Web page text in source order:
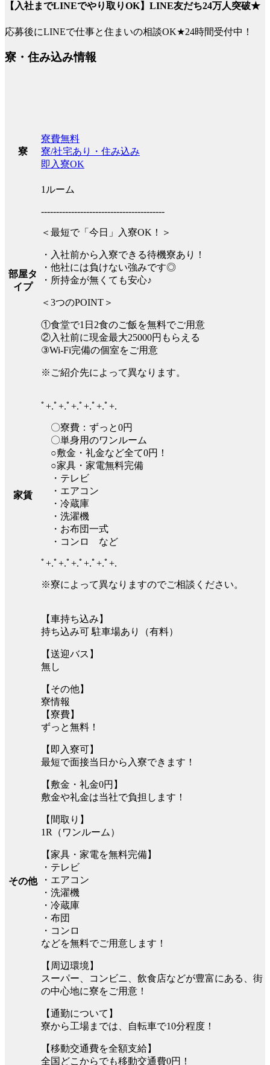
【入社までLINEでやり取りOK】LINE友だち24万人突破★
応募後にLINEで仕事と住まいの相談OK★24時間受付中！
寮・住み込み情報
寮
寮費無料
寮/社宅あり・住み込み
即入寮OK
部屋タ
イプ
1ルーム
-----------------------------------------
＜最短で「今日」入寮OK！＞
・入社前から入寮できる待機寮あり！
・他社には負けない強みです◎
・所持金が無くても安心♪
＜3つのPOINT＞
①食堂で1日2食のご飯を無料でご用意
②入社前に現金最大25000円もらえる
③Wi-Fi完備の個室をご用意
※ご紹介先によって異なります。
家賃
ﾟ+.ﾟ+.ﾟ+.ﾟ+.ﾟ+.ﾟ+.
〇寮費：ずっと0円
〇単身用のワンルーム
○敷金・礼金など全て0円！
○家具・家電無料完備
・テレビ
・エアコン
・冷蔵庫
・洗濯機
・お布団一式
・コンロ など
ﾟ+.ﾟ+.ﾟ+.ﾟ+.ﾟ+.ﾟ+.
※寮によって異なりますのでご相談ください。
その他
【車持ち込み】
持ち込み可 駐車場あり（有料）
【送迎バス】
無し
【その他】
寮情報
【寮費】
ずっと無料！
【即入寮可】
最短で面接当日から入寮できます！
【敷金・礼金0円】
敷金や礼金は当社で負担します！
【間取り】
1R（ワンルーム）
【家具・家電を無料完備】
・テレビ
・エアコン
・洗濯機
・冷蔵庫
・布団
・コンロ
などを無料でご用意します！
【周辺環境】
スーパー、コンビニ、飲食店などが豊富にある、街
の中心地に寮をご用意！
【通勤について】
寮から工場までは、自転車で10分程度！
【移動交通費を全額支給】
全国どこからでも移動交通費0円！